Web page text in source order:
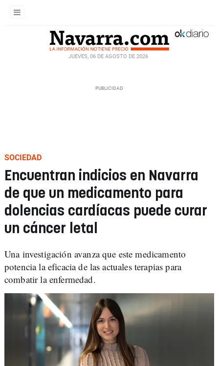
JUEVES, 06 DE AGOSTO DE 2026
SOCIEDAD
Encuentran indicios en Navarra
de que un medicamento para
dolencias cardíacas puede curar
un cáncer letal
Una investigación avanza que este medicamento
potencia la eficacia de las actuales terapias para
combatir la enfermedad.